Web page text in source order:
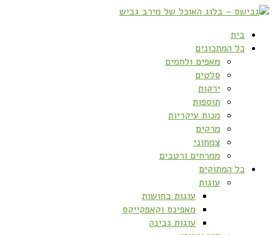
בית
כל המתכונים
מאפים ולחמים
סלטים
ירקות
תוספות
מנות עיקריות
מרקים
צמחוני
ממרחים ורטבים
כל המתוקים
עוגות
עוגות בחושות
מאפינס וקאפקייקס
עוגות גבינה